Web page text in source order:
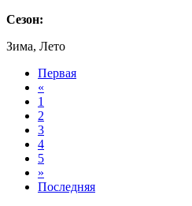
Сезон:
Зима, Лето
Первая
«
1
2
3
4
5
»
Последняя